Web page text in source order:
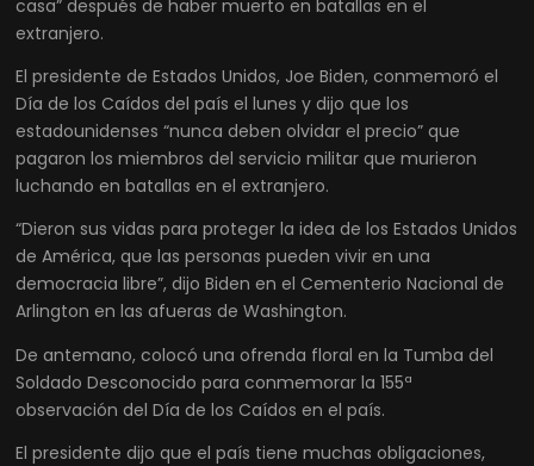
casa” después de haber muerto en batallas en el
extranjero.
El presidente de Estados Unidos, Joe Biden, conmemoró el
Día de los Caídos del país el lunes y dijo que los
estadounidenses “nunca deben olvidar el precio” que
pagaron los miembros del servicio militar que murieron
luchando en batallas en el extranjero.
“Dieron sus vidas para proteger la idea de los Estados Unidos
de América, que las personas pueden vivir en una
democracia libre”, dijo Biden en el Cementerio Nacional de
Arlington en las afueras de Washington.
De antemano, colocó una ofrenda floral en la Tumba del
Soldado Desconocido para conmemorar la 155ª
observación del Día de los Caídos en el país.
El presidente dijo que el país tiene muchas obligaciones,